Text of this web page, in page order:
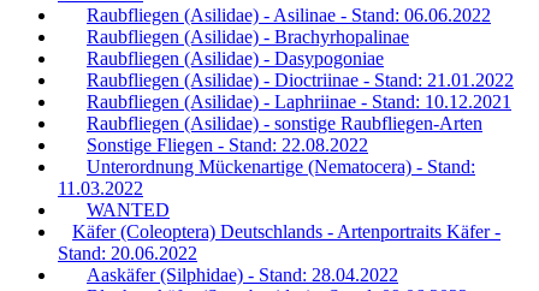
Raubfliegen (Asilidae) - Asilinae - Stand: 06.06.2022
Raubfliegen (Asilidae) - Brachyrhopalinae
Raubfliegen (Asilidae) - Dasypogoniae
Raubfliegen (Asilidae) - Dioctriinae - Stand: 21.01.2022
Raubfliegen (Asilidae) - Laphriinae - Stand: 10.12.2021
Raubfliegen (Asilidae) - sonstige Raubfliegen-Arten
Sonstige Fliegen - Stand: 22.08.2022
Unterordnung Mückenartige (Nematocera) - Stand:
11.03.2022
WANTED
Käfer (Coleoptera) Deutschlands - Artenportraits Käfer -
Stand: 20.06.2022
Aaskäfer (Silphidae) - Stand: 28.04.2022